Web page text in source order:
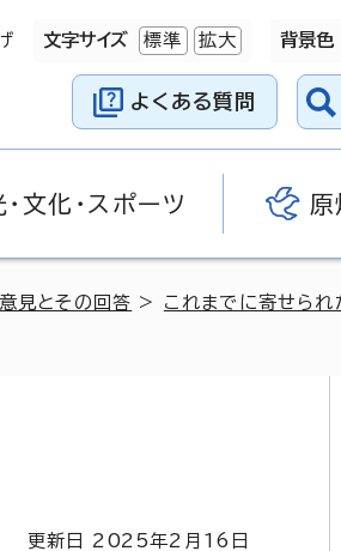
文字サイズ 標準 拡大 背景色
よくある質問
文化・スポーツ 原
見とその回答 > これまでに寄せら
更新日 2025年2月 16 日